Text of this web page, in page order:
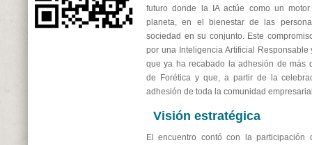
futuro donde la IA actúe como un
planeta, en el bienestar de las
sociedad en su conjunto. Este
por una Inteligencia Artificial
que ya ha recabado la adhesión de más
de Forética y que, a partir de la
adhesión de toda la comunidad
Visión estratégica
El encuentro contó con la participación